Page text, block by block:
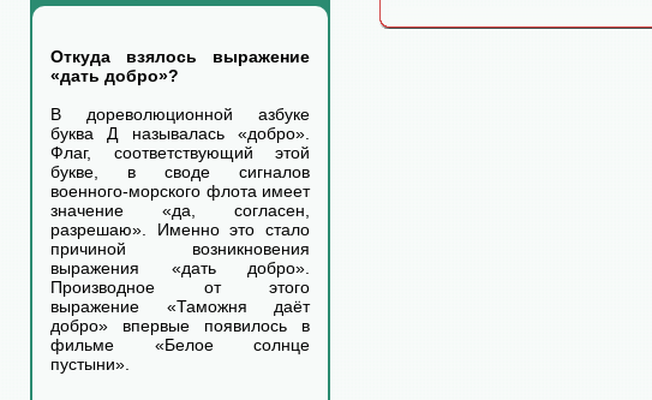
Откуда взялось выражение
«дать добро»?
В дореволюционной азбуке
буква Д называлась «добро».
Флаг, соответствующий этой
букве, в своде сигналов
военного-морского флота имеет
значение «да, согласен,
разрешаю». Именно это стало
причиной возникновения
выражения «дать добро».
Производное от этого
выражение «Таможня даёт
добро» впервые появилось в
фильме «Белое солнце
пустыни».